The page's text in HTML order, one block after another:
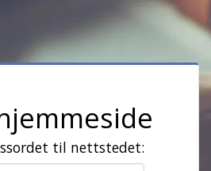
til nettstedet: